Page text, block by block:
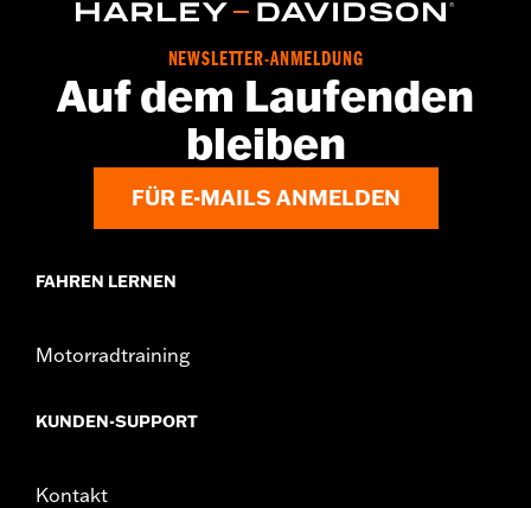
NEWSLETTER-ANMELDUNG
Auf dem Laufenden
bleiben
FÜR E-MAILS ANMELDEN
FAHREN LERNEN
Motorradtraining
KUNDEN-SUPPORT
Kontakt